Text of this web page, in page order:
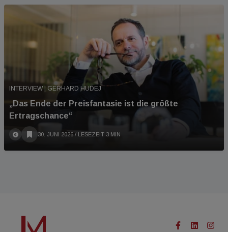
INTERVIEW | GERHARD HUDEJ
„Das Ende der Preisfantasie ist die größte
Ertragschance“
30. JUNI 2026 / LESEZEIT 3 MIN